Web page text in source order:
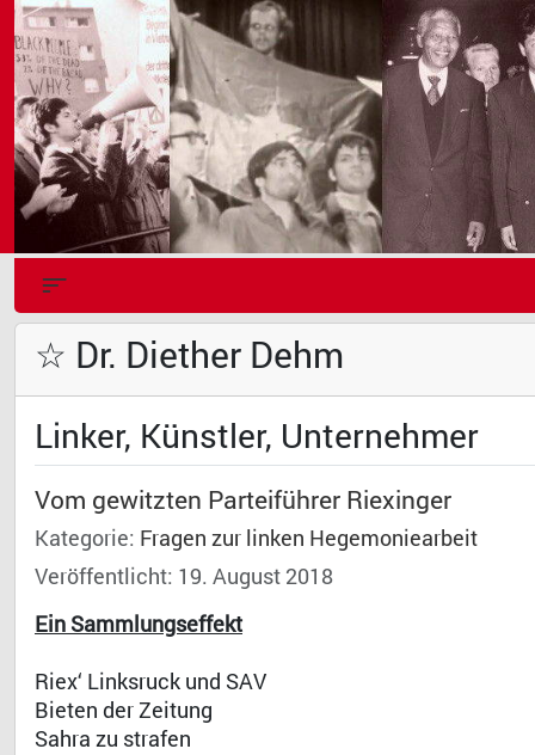
☆ Dr. Diether Dehm
Linker, Künstler, Unternehmer
Vom gewitzten Parteiführer Riexinger
Kategorie: Fragen zur linken Hegemoniearbeit
Veröffentlicht: 19. August 2018
Ein Sammlungseffekt
Riex‘ Linksruck und SAV
Bieten der Zeitung
Sahra zu strafen